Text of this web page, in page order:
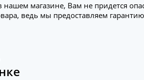
нашем магазине, Вам не придется
ведь мы предоставляем